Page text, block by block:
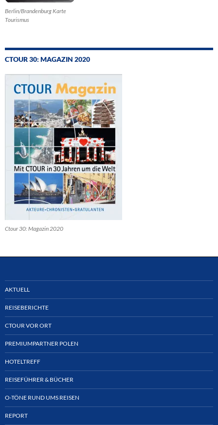
Berlin/Brandenburg Karte
Tourismus
CTOUR 30: MAGAZIN 2020
Ctour 30: Magazin 2020
AKTUELL
REISEBERICHTE
CTOUR VOR ORT
PREMIUMPARTNER POLEN
HOTELTREFF
REISEFÜHRER & BÜCHER
O-TÖNE RUND UMS REISEN
REPORT